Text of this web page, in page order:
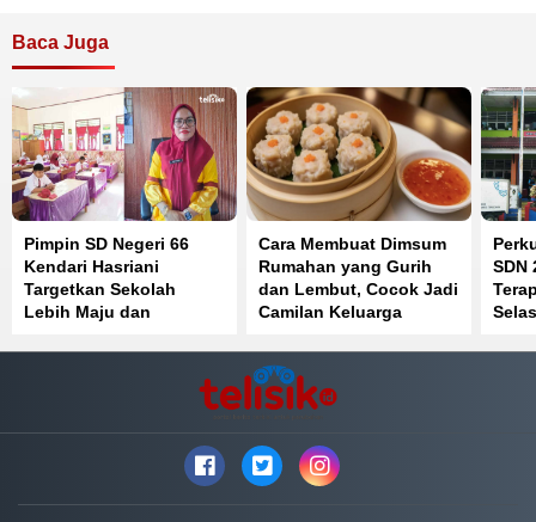
Baca Juga
Pimpin SD Negeri 66
Kendari Hasriani
Targetkan Sekolah
Lebih Maju dan
Cara Membuat Dimsum
Rumahan yang Gurih
dan Lembut, Cocok Jadi
Camilan Keluarga
SDN